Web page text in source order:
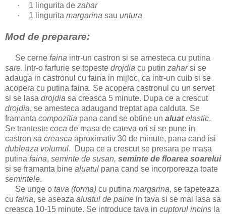
·
1 lingurita de zahar
·
1 lingurita margarina sau untura
Mod de preparare:
Se cerne faina intr-un castron si se amesteca cu putina
sare. Intr-o farfurie se topeste drojdia cu putin zaharsi se
adauga in castronul cu faina in mijloc, ca intr-un cuib si se
acopera cu putina faina. Se acopera castronul cu un servet
si se lasa drojdia sa creasca 5 minute. Dupa ce a crescut
drojdia, se amesteca adaugand treptat apa calduta. Se
framanta compozitia pana cand se obtine un aluatelastic.
Se tranteste coca de masa de cateva ori si se pune in
castron sa creasca aproximativ 30 de minute, pana cand isi
dubleaza volumul. Dupa ce a crescut se presara pe masa
putina faina, seminte de susan, seminte de floarea soarelui
si se framanta bine aluatul pana cand se incorporeaza toate
semintele.
Se unge o tava (forma) cu putina margarina, se tapeteaza
cu faina, se aseaza aluatul de paine in tava si se mai lasa sa
creasca 10-15 minute. Se introduce tava in cuptorul incins la